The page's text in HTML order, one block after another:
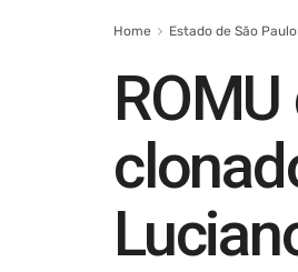
Home Estado de São Paulo